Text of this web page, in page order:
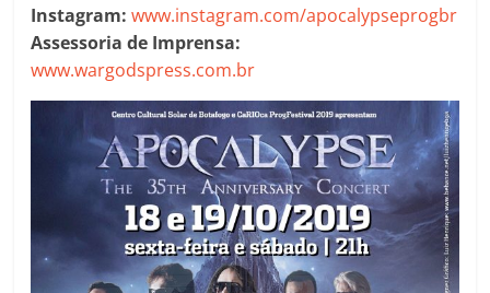
Instagram: www.instagram.com/apocalypseprogbr
Assessoria de Imprensa:
www.wargodspress.com.br